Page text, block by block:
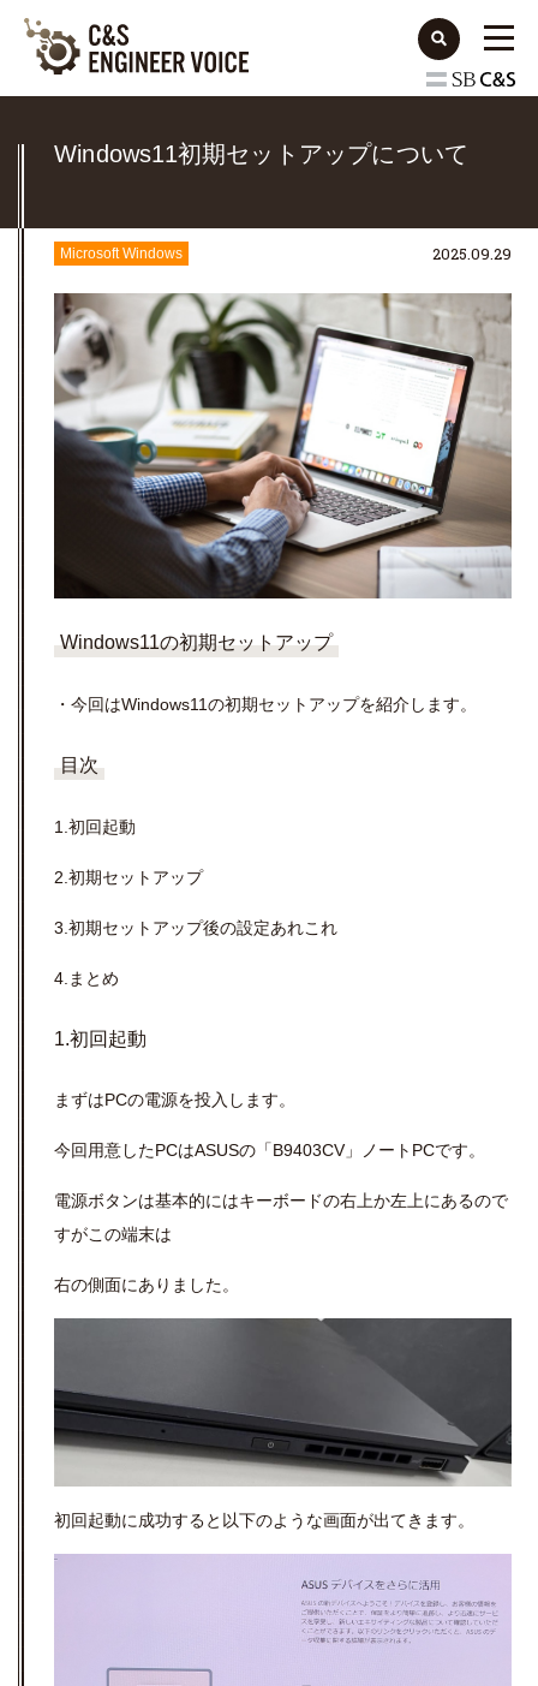
Windows11初期セットアップについて
Microsoft Windows 2025.09.29
Windows11の初期セットアップ
・今回はWindows11の初期セットアップを紹介します。
目次
1.初回起動
2.初期セットアップ
3.初期セットアップ後の設定あれこれ
4.まとめ
1.初回起動
まずはPCの電源を投入します。
今回用意したPCはASUSの「B9403CV」ノートPCです。
電源ボタンは基本的にはキーボードの右上か左上にあるので
すがこの端末は
右の側面にありました。
初回起動に成功すると以下のような画面が出てきます。